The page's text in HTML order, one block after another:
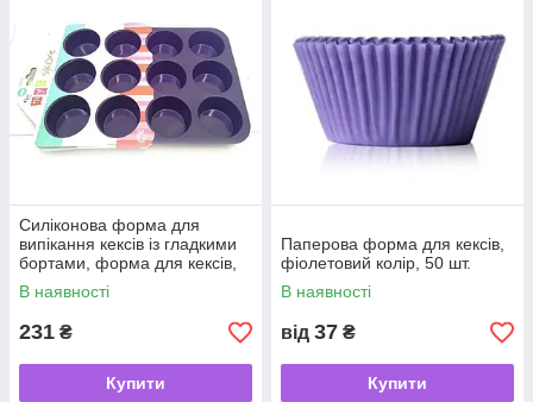
Силіконова форма для
випікання кексів із гладкими
бортами, форма для кексів,
12 штучок
В наявності
231 ₴
Купити
Паперова форма для кексів,
фіолетовий колір, 50 шт.
В наявності
від 37 ₴
Купити